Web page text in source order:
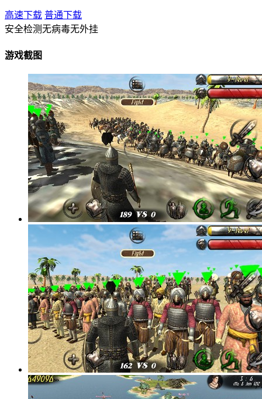
高速下载 普通下载
安全检测无病毒无外挂
游戏截图